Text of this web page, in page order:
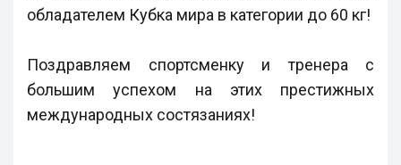
обладателем Кубка мира в категории до 60 кг!
Поздравляем спортсменку и тренера с
большим успехом на этих престижных
международных состязаниях!